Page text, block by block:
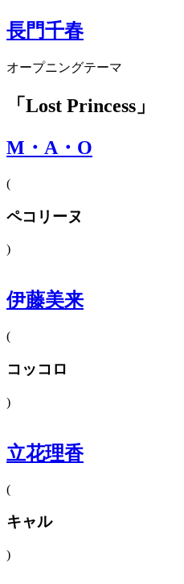
長門千春
オープニングテーマ
「Lost Princess」
M・A・O
(
ペコリーヌ
)
伊藤美来
(
コッコロ
)
立花理香
(
キャル
)